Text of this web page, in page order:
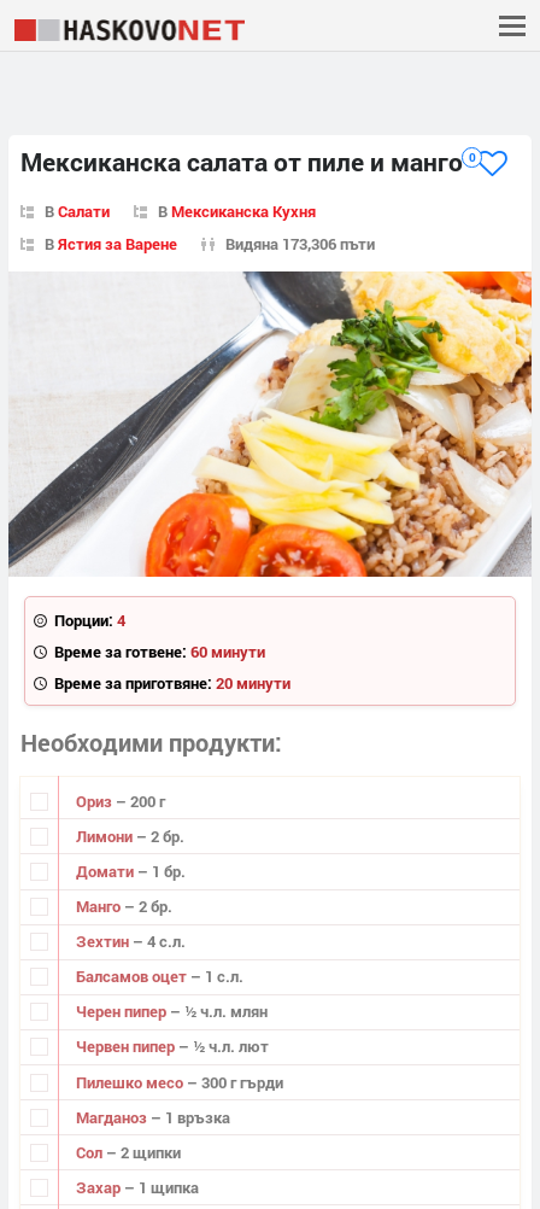
Мексиканска салата от пиле и манго 0
ВСалати ВМексиканска Кухня
ВЯстия за Варене Видяна 173,306 пъти
Порции: 4
Време за готвене: 60 минути
Време за приготвяне: 20 минути
Необходими продукти
Ориз – 200 г
Лимони – 2 бр.
Домати – 1 бр.
Манго – 2 бр.
Зехтин – 4 с.л.
Балсамов оцет – 1 с.л.
Черен пипер – ½ ч.л. млян
Червен пипер – ½ ч.л. лют
Пилешко месо – 300 г гърди
Магданоз – 1 връзка
Сол – 2 щипки
Захар – 1 щипка